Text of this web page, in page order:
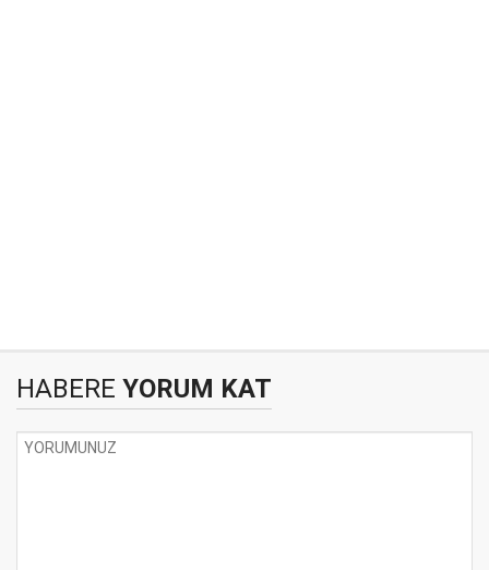
HABERE YORUM KAT